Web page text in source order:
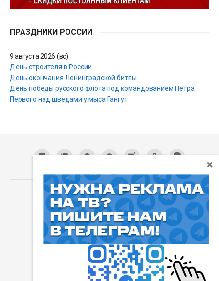
ПРАЗДНИКИ РОССИИ
9 августа 2026 (вс):
День строителя в России
День окончания Ленинградской битвы
День победы русского флота под командованием Петра
Первого над шведами у мыса Гангут